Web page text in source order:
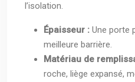
l’isolation.
Épaisseur : Une porte
meilleure barrière.
Matériau de
roche, liège expansé,